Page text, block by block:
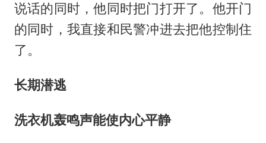
说话的同时，他同时把门打开了。他开门
的同时，我直接和民警冲进去把他控制住
了。
长期潜逃
洗衣机轰鸣声能使内心平静